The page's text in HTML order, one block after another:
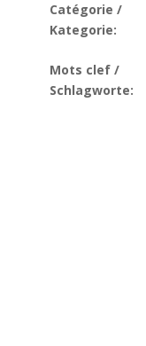
Catégorie /
Kategorie:
Mots clef /
Schlagworte: